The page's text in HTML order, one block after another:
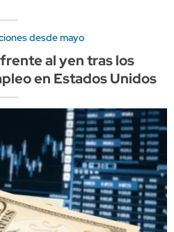
desde mayo
al yen tras los
en Estados Unidos